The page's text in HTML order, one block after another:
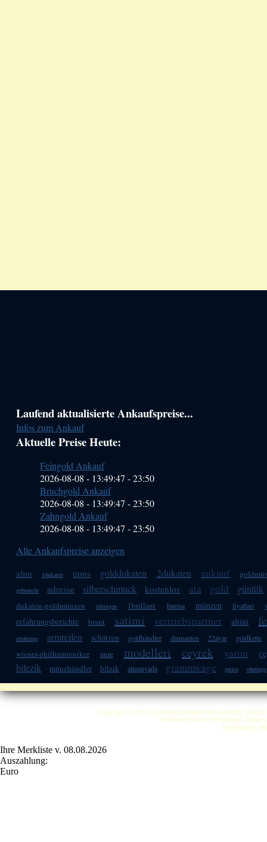
Haupt-
Sidebar
(Primary)
Laufend aktualisierte Ankaufspreise...
Infos zum Ankauf
Aktuelle Preise Heute:
Feingold Ankauf
2026-08-08 - 13:49:47 -23:50
Bruchgold Ankauf
2026-08-08 - 13:49:47 -23:50
Zahngold Ankauf
2026-08-08 - 13:49:47 -23:50
Alle Ankaufspreise anzeigen
alim 1dukaten tipps golddukaten 2dukaten ankauf
gebraucht adresse silberschmuck kostenlos ata gold günlük
dukaten-goldmünzen tübingen 1brillant burma münzen fiyatlari
erfahrungsberichte braut satimi vertriebspartner altini
erfahrung armreifen schätzen goldhändler diamanten 22ayar goldkette
wiener-philharmoniker unze modelleri ceyrek yarim
bilezik
münzhändler bilzik almanyada grammwage preise ohrringe
Copyright © 2012 by ANKA
So finden Sie uns in Stuttgart:
Impressum|
Ihre Merkliste v. 08.08.2026
Auszahlung:
Euro